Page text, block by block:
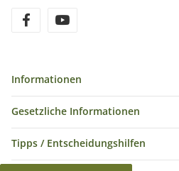
Informationen
Gesetzliche Informationen
Tipps / Entscheidungshilfen